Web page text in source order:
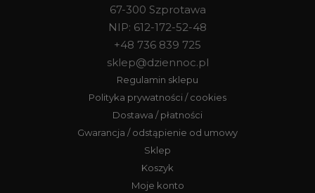
67-300 Szprotawa
NIP: 612-172-52-48
+48 736 839 725
sklep@dziennoc.pl
Regulamin sklepu
Polityka prywatności / cookies
Dostawa / płatności
Gwarancja / odstąpienie od umowy
Sklep
Koszyk
Moje konto